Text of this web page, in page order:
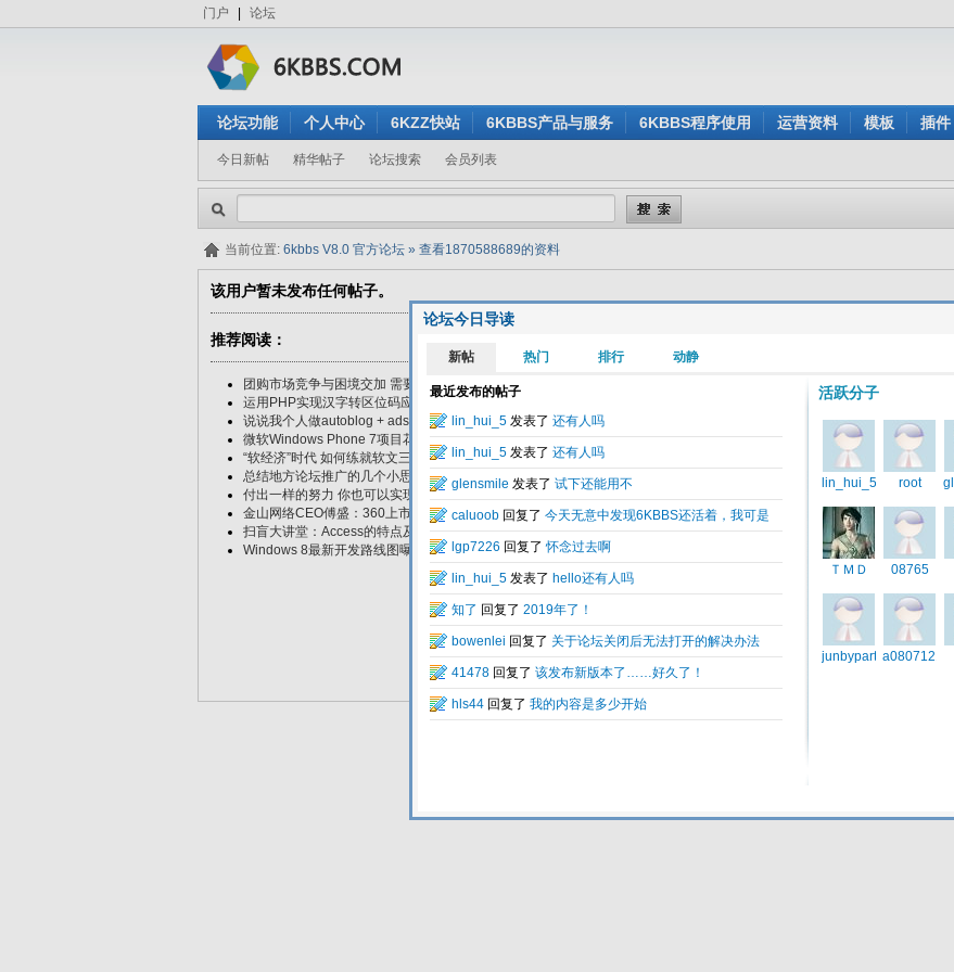
门户 论坛
论坛功能 个人中心 6KZZ快站 6KBBS产品与服务 6KBBS程序使用 运营资料 模板 插件
今日新帖 精华帖子 论坛搜索 会员列表
论坛今日导读
当前位置: 6kbbs V8.0 官方论坛 » 查看1870588689的资料
该用户暂未发布任何帖子。
推荐阅读：
团购市场竞争与困境交加 需要自律执行与行业规范
运用PHP实现汉字转区位码应用源码实例解析
说说我个人做autoblog + adsense的一些尝试
微软Windows Phone 7项目花费或已超5亿美元
“软经济”时代 如何练就软文三重奏
总结地方论坛推广的几个小思路
付出一样的努力 你也可以实现做淘宝客月入5K
金山网络CEO傅盛：360上市对行业有带动作用
扫盲大讲堂：Access的特点及其概念问答
Windows 8最新开发路线图曝光